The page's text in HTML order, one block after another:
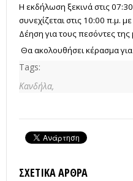
Η εκδήλωση ξεκινά στις
συνεχίζεται στις 10:00 π.μ.
Δέηση για τους πεσόντες της
Θα ακολουθήσει κέρασμα
Tags:
Κανδήλα,
ΣΧΕΤΙΚΆ ΆΡΘΡΑ